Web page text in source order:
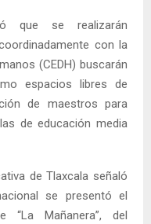
que se realizarán
con la
(CEDH) buscarán
espacios libres de
de maestros para
de educación media
de Tlaxcala señaló
se presentó el
“La Mañanera”, del